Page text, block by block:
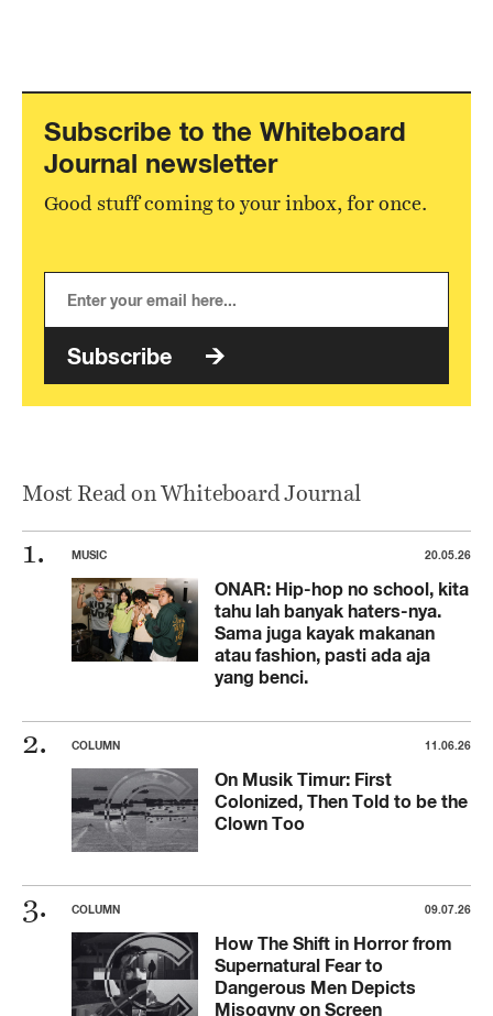
Subscribe to the Whiteboard
Journal newsletter
Good stuff coming to your inbox, for once.
Subscribe
Most Read on Whiteboard Journal
MUSIC 20.05.26
ONAR: Hip-hop no school, kita
tahu lah banyak haters-nya.
Sama juga kayak makanan
atau fashion, pasti ada aja
yang benci.
COLUMN 11.06.26
On Musik Timur: First
Colonized, Then Told to be the
Clown Too
COLUMN 09.07.26
How The Shift in Horror from
Supernatural Fear to
Dangerous Men Depicts
Misogyny on Screen